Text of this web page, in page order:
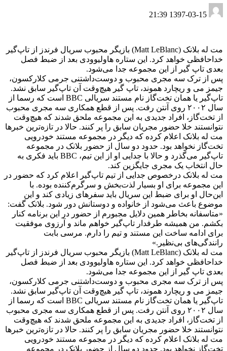
1397-03-15 21:39
مت له بلانک (Matt LeBlanc) بازیگر محبوب سریال فرندز از تاپ‌گیر
خداحافظی خواهد کرد. این ستاره هاولیوودی بعد از ضبط فصل
بعدی تاپ گیر از این مجموعه جدا می‌شود.
پس از ترک سه مجری محبوب و دوست‌داشتنی جرمی کلارکسون،
جیمز می و ریچارد هموند، تاپ گیر هیچ‌وقت آن تاپ‌گیر سابق نشد.
تاپ‌گیر یا همان تخت‌گاز نام مستند سریالی BBC است که رسما از
سال ۲۰۰۲ روی آنتن رفت. پس از قطع همکاری سه مجری محبوب
از تخت‌گاز، افراد جدیدی به این مجموعه ملحق شدند که هیچ‌وقت
نتوانستند خلا حضور مجریان سابق را پر کنند. حالا در تازه‌ترین خبرها
مت له بلانک اعلام کرده که دیگر در مجموعه مستند خودرویی
تخت‌گاز نخواهد بود. حدود دو سال از حضور بلانک در مجموعه
تاپ‌گیر می‌گذرد و حالا با جدایی او از این تیم، BBC باید فکری به
حال انتخاب یک مجری جایگزین کند.
مت له بلانک درخصوص جدایی از تیم تاپ‌گیر اعلام کرد که حضور در
این مجموعه برای او بسیار لذت‌بخش و سرگرم‌کننده بوده. با
این‌حال او برای ضبط این سریال باید سفرهای زیادی کند و این
موضوع باعث می‌شود از خانواده و دوستانش دور شود. بلانک گفت:
«متاسفانه بخاطر همین دلایل مجبورم از حضور در این برنامه کنار
بکشم. من همیشه طرفدار تاپ‌گیر خواهم ماند و آرزوی موفقیت
برای ادامه ساخت این مستند و تیم را دارم. مرسی بابت
رانندگی‌های بی‌نظیر.»
مت له بلانک (Matt LeBlanc) بازیگر محبوب سریال فرندز از تاپ‌گیر
خداحافظی خواهد کرد. این ستاره هاولیوودی بعد از ضبط فصل
بعدی تاپ گیر از این مجموعه جدا می‌شود.
پس از ترک سه مجری محبوب و دوست‌داشتنی جرمی کلارکسون،
جیمز می و ریچارد هموند، تاپ گیر هیچ‌وقت آن تاپ‌گیر سابق نشد.
تاپ‌گیر یا همان تخت‌گاز نام مستند سریالی BBC است که رسما از
سال ۲۰۰۲ روی آنتن رفت. پس از قطع همکاری سه مجری محبوب
از تخت‌گاز، افراد جدیدی به این مجموعه ملحق شدند که هیچ‌وقت
نتوانستند خلا حضور مجریان سابق را پر کنند. حالا در تازه‌ترین خبرها
مت له بلانک اعلام کرده که دیگر در مجموعه مستند خودرویی
تخت‌گاز نخواهد بود. حدود دو سال از حضور بلانک در مجموعه